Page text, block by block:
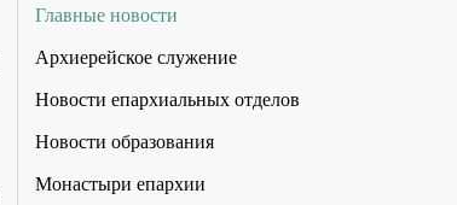
Главные новости
Архиерейское служение
Новости епархиальных отделов
Новости образования
Монастыри епархии